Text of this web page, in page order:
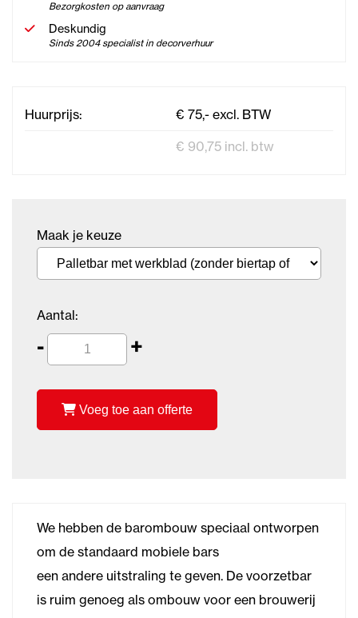
Bezorgkosten op aanvraag
Deskundig
Sinds 2004 specialist in decorverhuur
Huurprijs:
€ 75,- excl. BTW
€ 90,75 incl. btw
Maak je keuze
Aantal:
- +
Voeg toe aan offerte
We hebben de barombouw speciaal ontworpen
om de standaard mobiele bars
een andere uitstraling te geven. De voorzetbar
is ruim genoeg als ombouw voor een brouwerij